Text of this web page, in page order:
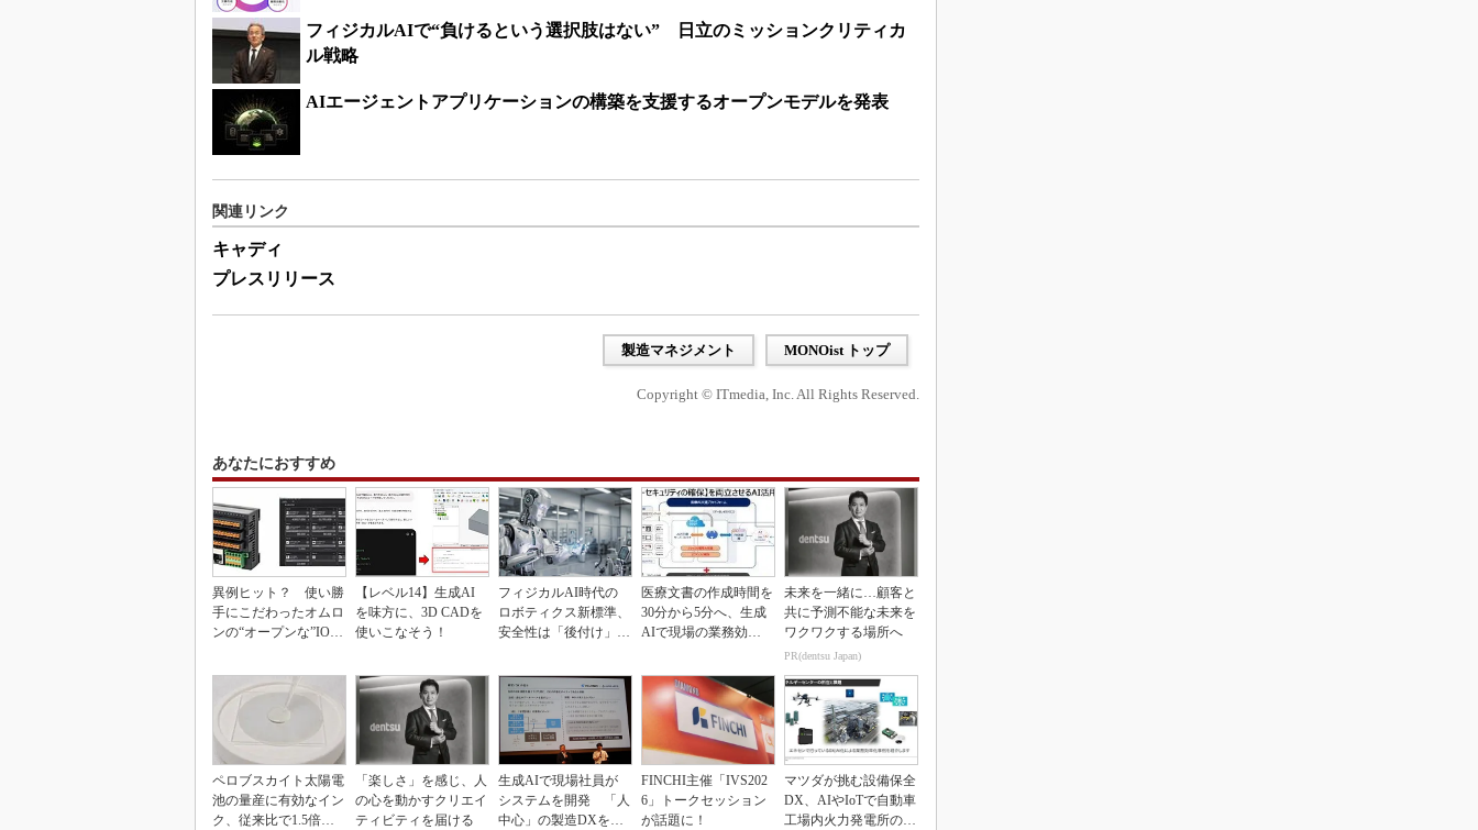
フィジカルAIで“負けるという選択肢はない” 日立のミッションクリティカ
ル戦略
AIエージェントアプリケーションの構築を支援するオープンモデルを発表
関連リンク
キャディ
プレスリリース
製造マネジメント MONOist トップ
Copyright © ITmedia, Inc. All Rights Reserved.
あなたにおすすめ
異例ヒット？ 使い勝
手にこだわったオムロ
ンの“オープンな”IO-L
【レベル14】生成AI
を味方に、3D CADを
使いこなそう！
フィジカルAI時代の
ロボティクス新標準、
安全性は「後付け」で
医療文書の作成時間を
30分から5分へ、生成
AIで現場の業務効率
未来を一緒に…顧客と
共に予測不能な未来を
ワクワクする場所へ
PR(dentsu Japan)
ペロブスカイト太陽電
池の量産に有効なイン
ク、従来比で1.5倍の
「楽しさ」を感じ、人
の心を動かすクリエイ
ティビティを届ける
生成AIで現場社員が
システムを開発 「人
中心」の製造DXを自
FINCHI主催「IVS202
6」トークセッション
が話題に！
マツダが挑む設備保全
DX、AIやIoTで自動車
工場内火力発電所の現